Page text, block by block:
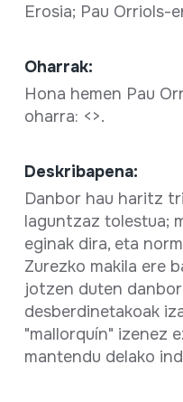
Erosia; Pau Orriols-
Oharrak:
Hona hemen Pau
oharra: <>.
Deskribapena:
Danbor hau haritz
laguntzaz tolestua;
eginak dira, eta
Zurezko makila ere
jotzen duten
desberdinetakoak
"mallorquín" izenez
mantendu delako